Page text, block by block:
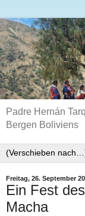
Padre Hernán
Bergen Boliviens
Freitag, 26. September
Ein Fest
Macha